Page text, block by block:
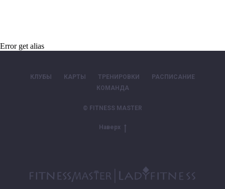
Error get alias
КЛУБЫ КАРТЫ ТРЕНИРОВКИ
РАСПИСАНИЕ
КОМАНДА
© FITNESS MASTER
Наверх